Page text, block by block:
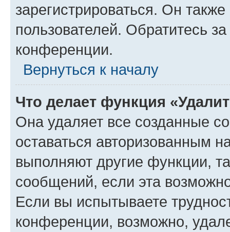
зарегистрироваться. Он
пользователей. Обратитесь
конференции.
Вернуться к началу
Что делает функция
Она удаляет все созданные
оставаться авторизованным
выполняют другие функции,
сообщений, если эта
Если вы испытываете
конференции, возможно,